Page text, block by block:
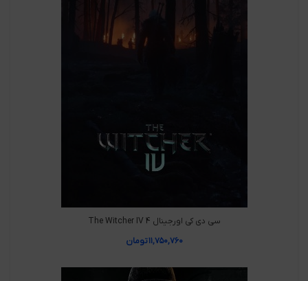
سی دی کی اورجینال The Witcher IV 4
۱۱,۷۵۰,۷۶۰تومان